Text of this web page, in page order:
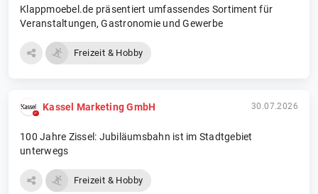
Klappmoebel.de präsentiert umfassendes Sortiment für
Veranstaltungen, Gastronomie und Gewerbe
Freizeit & Hobby
Kassel Marketing GmbH 30.07.2026
100 Jahre Zissel: Jubiläumsbahn ist im Stadtgebiet
unterwegs
Freizeit & Hobby